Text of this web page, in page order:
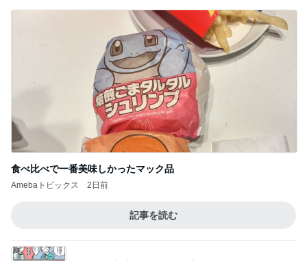
食べ比べで一番美味しかったマック品
Amebaトピックス 2日前
記事を読む